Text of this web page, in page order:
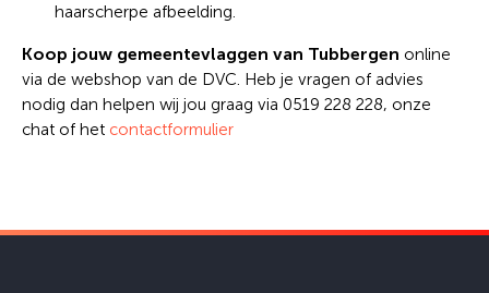
haarscherpe afbeelding.
Koop jouw gemeentevlaggen van Tubbergen online
via de webshop van de DVC. Heb je vragen of advies
nodig dan helpen wij jou graag via 0519 228 228, onze
chat of het contactformulier